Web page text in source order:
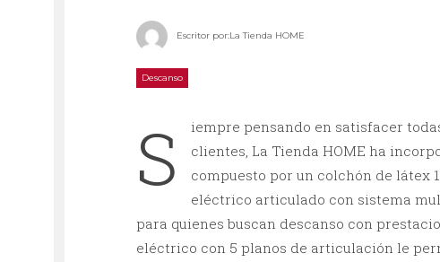
Escritor por:La Tienda HOME
Descanso
S
iempre pensando en satisfacer
clientes, La Tienda HOME ha
compuesto por un colchón de látex
eléctrico articulado con sistema
para quienes buscan descanso con
eléctrico con 5 planos de articulación le